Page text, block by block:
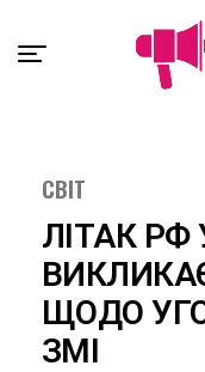
СВІТ
ЛІТАК РФ
ЩОДО
ЗМІ